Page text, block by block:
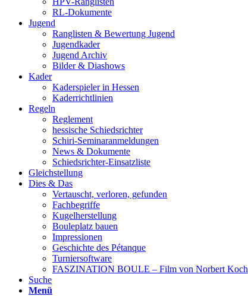
RL-Dokumente
Jugend
Ranglisten & Bewertung Jugend
Jugendkader
Jugend Archiv
Bilder & Diashows
Kader
Kaderspieler in Hessen
Kaderrichtlinien
Regeln
Reglement
hessische Schiedsrichter
Schiri-Seminaranmeldungen
News & Dokumente
Schiedsrichter-Einsatzliste
Gleichstellung
Dies & Das
Vertauscht, verloren, gefunden
Fachbegriffe
Kugelherstellung
Bouleplatz bauen
Impressionen
Geschichte des Pétanque
Turniersoftware
FASZINATION BOULE – Film von Norbert Koch
Suche
Menü